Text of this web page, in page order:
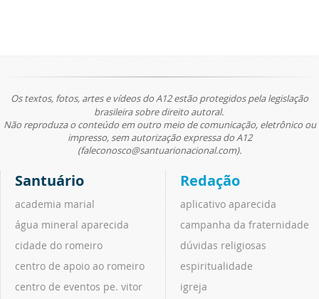
Os textos, fotos, artes e vídeos do A12 estão protegidos pela legislação
brasileira sobre direito autoral.
Não reproduza o conteúdo em outro meio de comunicação, eletrônico ou
impresso, sem autorização expressa do A12
(faleconosco@santuarionacional.com).
Santuário
academia marial
água mineral aparecida
cidade do romeiro
centro de apoio ao romeiro
centro de eventos pe. vitor
Redação
aplicativo aparecida
campanha da fraternidade
dúvidas religiosas
espiritualidade
igreja